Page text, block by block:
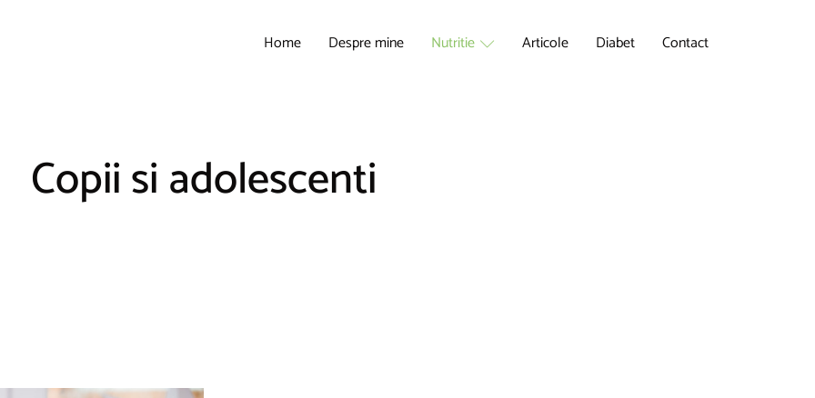
Home Despre mine Nutritie Articole Diabet Contact
Copii si adolescenti